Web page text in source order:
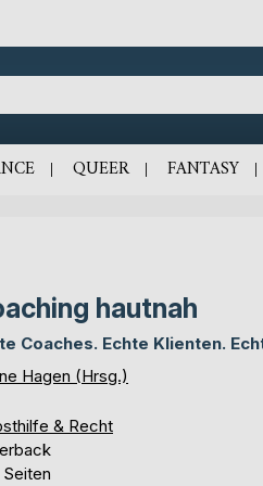
QUEER FANTASY
hautnah
Coaches. Echte Klienten.
Hagen (Hrsg.)
& Recht